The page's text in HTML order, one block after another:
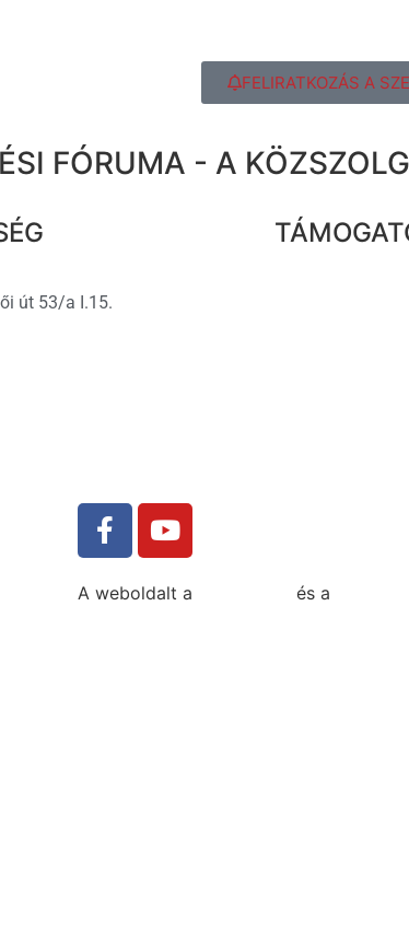
FELIRATKOZÁS A
FÓRUMA - A
út 53/a I.15.
A weboldalt a és a